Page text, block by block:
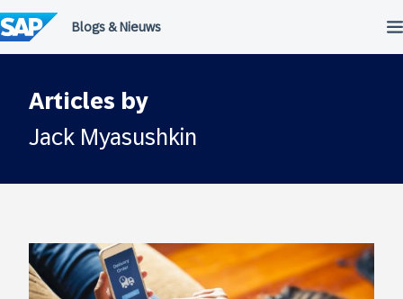
naar
de
inhoud
Articles by
Jack Myasushkin